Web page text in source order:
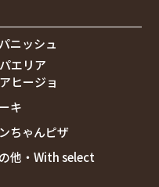
ニッシュ
エリア
ヒージョ
キ
ちゃんピザ
他・With select